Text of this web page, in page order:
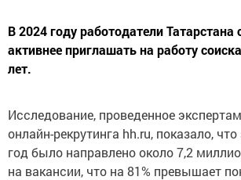
В 2024 году работодатели Татарстана
активнее приглашать на работу
лет.
Исследование, проведенное
онлайн-рекрутинга hh.ru, показало,
год было направлено около 7,2
на вакансии, что на 81% превышает